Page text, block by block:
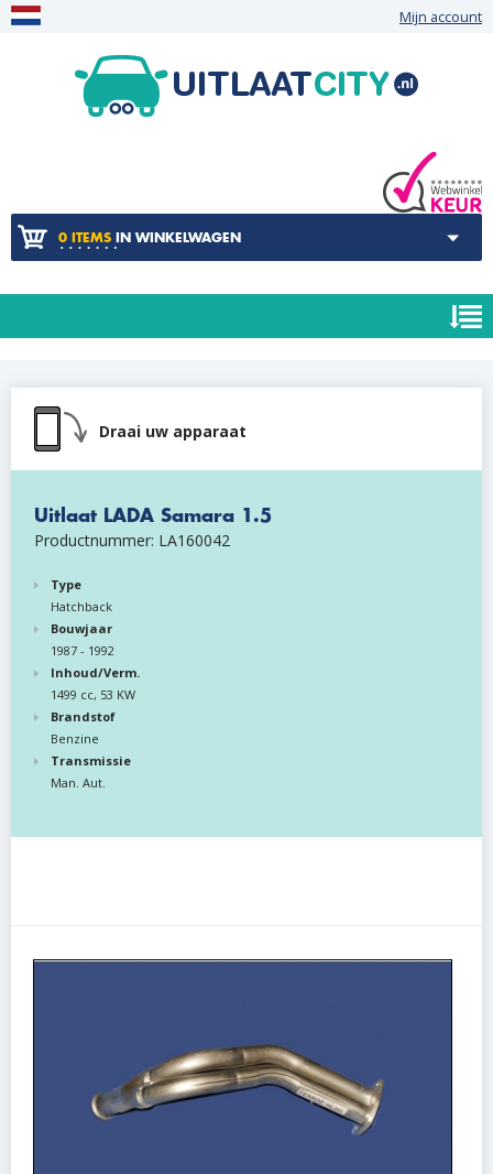
Mijn account
0 ITEMS IN WINKELWAGEN
Draai uw apparaat
Uitlaat LADA Samara 1.5
Productnummer: LA160042
Type
Hatchback
Bouwjaar
1987 - 1992
Inhoud/Verm.
1499 cc, 53 KW
Brandstof
Benzine
Transmissie
Man. Aut.